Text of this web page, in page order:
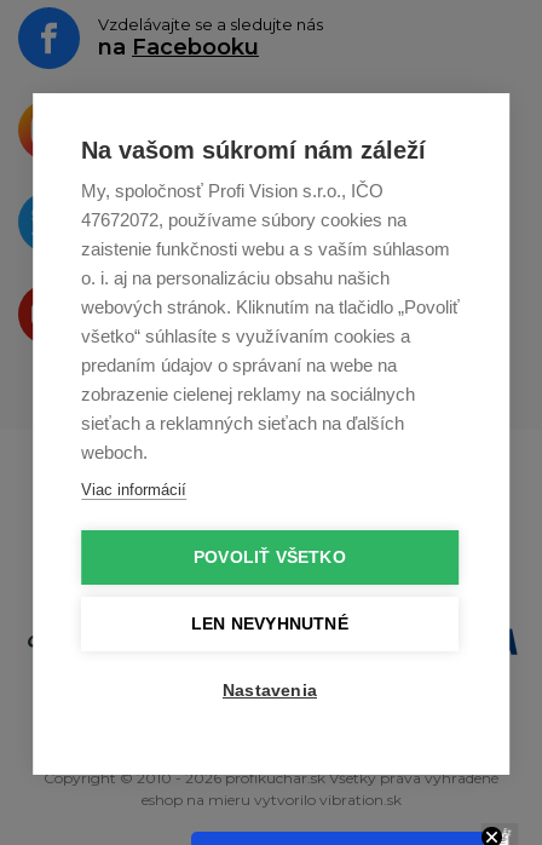
Vzdelávajte se a sledujte nás
na Facebooku
o zdieľanie naInstagrame
O novinkách píšeme
naTwitteri
Produkty Vám predstavujeme
na Youtube
Profikuchař.cz
Copyright © 2010 - 2026 profikuchar.sk Všetky práva vyhradené
eshop na mieru vytvorilo vibration.sk
Na vašom súkromí nám záleží
My, spoločnosť Profi Vision s.r.o., IČO
47672072, používame súbory cookies na
zaistenie funkčnosti webu a s vaším súhlasom
o. i. aj na personalizáciu obsahu našich
webových stránok. Kliknutím na tlačidlo „Povoliť
všetko“ súhlasíte s využívaním cookies a
predaním údajov o správaní na webe na
zobrazenie cielenej reklamy na sociálnych
sieťach a reklamných sieťach na ďalších
weboch.
Viac informácií
POVOLIŤ VŠETKO
LEN NEVYHNUTNÉ
Nastavenia